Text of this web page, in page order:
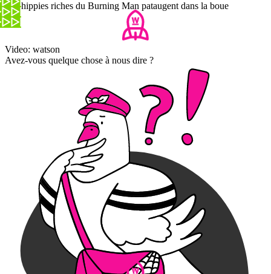
Les hippies riches du Burning Man pataugent dans la boue
Video: watson
Avez-vous quelque chose à nous dire ?